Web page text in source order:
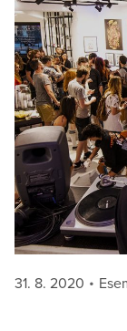
Posted
31. 8. 2020